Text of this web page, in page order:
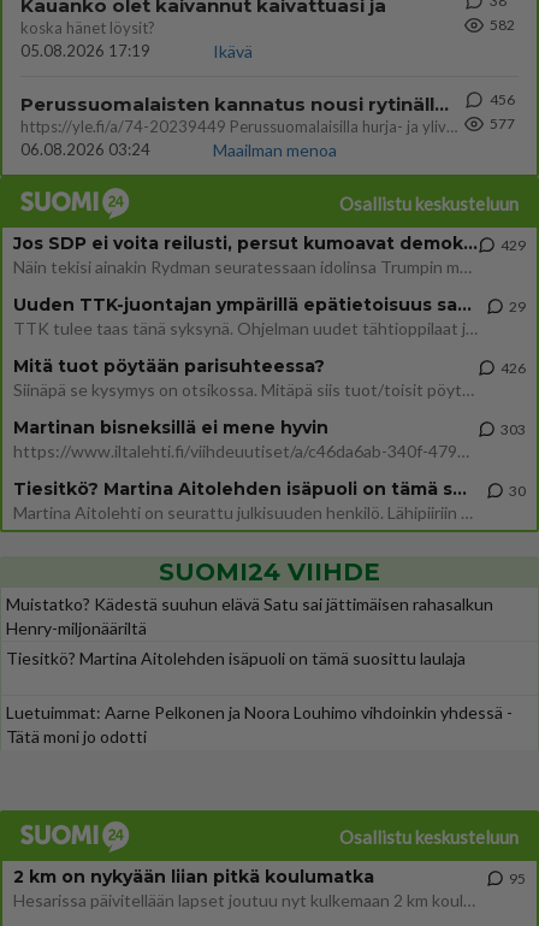
Kauanko olet kaivannut kaivattuasi ja
koska hänet löysit?
05.08.2026 17:19
Ikävä
582
Perussuomalaisten kannatus nousi rytinällä Ylen tänään julkaisemassa tuoreimmassa gallup-kyselyssä.
https://yle.fi/a/74-20239449 Perussuomalaisilla hurja- ja ylivoimaisesti suurin nousu tässä uudessa Ylen gallupissa. Kyl
06.08.2026 03:24
Maailman menoa
456
577
Osallistu keskusteluun
Jos SDP ei voita reilusti, persut kumoavat demokratian Suomesta
Näin tekisi ainakin Rydman seuratessaan idolinsa Trumpin mallia https://www.is.fi/politiikka/art-2000012187244.html
429
Uuden TTK-juontajan ympärillä epätietoisuus sakenee - Nyt MTV hämmentää soppaa
TTK tulee taas tänä syksynä. Ohjelman uudet tähtioppilaat julkistetaan torstaina 6. elokuuta klo 14 alkavassa lehdistö
29
Mitä tuot pöytään parisuhteessa?
Siinäpä se kysymys on otsikossa. Mitäpä siis tuot/toisit pöytään parisuhteessa? Oletko mies vai nainen? Koetko sen mitä
426
Martinan bisneksillä ei mene hyvin
https://www.iltalehti.fi/viihdeuutiset/a/c46da6ab-340f-4790-aaa7-0865eed2336 Yrityksen konkurssihakemus on tullut kärä
303
Tiesitkö? Martina Aitolehden isäpuoli on tämä suosittu laulaja
Martina Aitolehti on seurattu julkisuuden henkilö. Lähipiiriin mahtuu muitakin tunnettuja henkilöitä. Tiesitkö, että Ma
30
SUOMI24 VIIHDE
Muistatko? Kädestä suuhun elävä Satu sai jättimäisen rahasalkun
Henry-miljonääriltä
Tiesitkö? Martina Aitolehden isäpuoli on tämä suosittu laulaja
Luetuimmat: Aarne Pelkonen ja Noora Louhimo vihdoinkin yhdessä -
Tätä moni jo odotti
Osallistu keskusteluun
2 km on nykyään liian pitkä koulumatka
Hesarissa päivitellään lapset joutuu nyt kulkemaan 2 km kouluun jösses. Ruostefillarilla tuo matka menee vaikka miten äk
95